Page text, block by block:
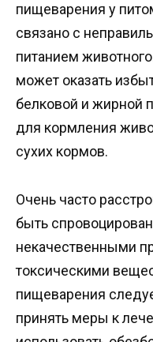
пищеварения у
связано с
питанием
может оказать
белковой и жирной
для кормления
сухих кормов.
Очень часто
быть
некачественными
токсическими
пищеварения
принять меры к